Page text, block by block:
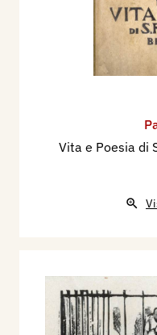
Vita e Poesia di